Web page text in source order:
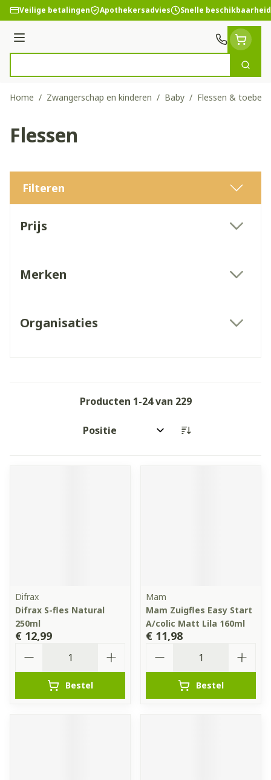
Ga naar de inhoud
Veilige betalingen Apothekersadvies Snelle beschikbaarheid
Menu
Zoek
Home / Zwangerschap en kinderen / Baby / Flessen &
Flessen
Filteren
Prijs
Merken
Organisaties
Producten 1-24van 229
Sorteer op:
Difrax
Difrax S-fles Natural
250ml
€ 12,99
Bestel
Mam
Mam Zuigfles Easy Start
A/colic Matt Lila 160ml
€ 11,98
Bestel